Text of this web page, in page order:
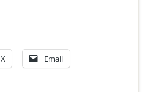
X Email